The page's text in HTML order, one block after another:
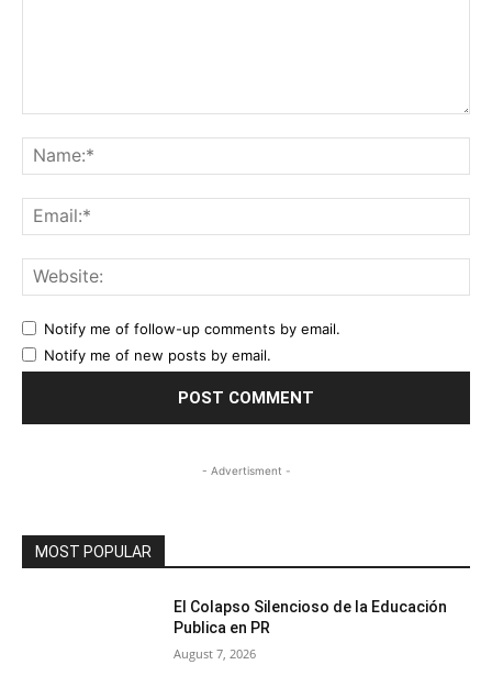
Notify me of follow-up comments by email.
Notify me of new posts by email.
- Advertisment -
MOST POPULAR
El Colapso Silencioso de la Educación
Publica en PR
August 7, 2026